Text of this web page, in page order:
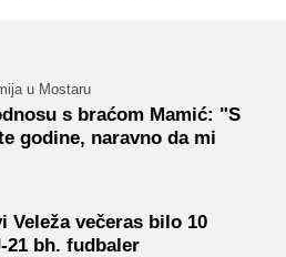
u Mostaru
s braćom Mamić: "S
godine, naravno da mi
Veleža večeras bilo 10
21 bh. fudbaler